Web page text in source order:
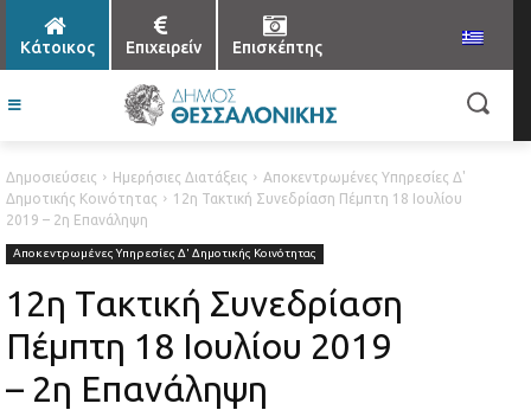
Κάτοικος Επιχειρείν Επισκέπτης
Δημοσιεύσεις Ημερήσιες Διατάξεις
Αποκεντρωμένες Υπηρεσίες Δ'
Δημοτικής Κοινότητας
12η Τακτική Συνεδρίαση Πέμπτη 18 Ιουλίου
2019 – 2η Επανάληψη
Αποκεντρωμένες Υπηρεσίες Δ' Δημοτικής Κοινότητας
12η Τακτική Συνεδρίαση
Πέμπτη 18 Ιουλίου 2019
– 2η Επανάληψη